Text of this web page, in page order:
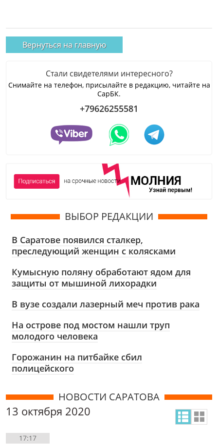
Вернуться на главную
Стали свидетелями интересного?
Снимайте на телефон, присылайте в редакцию, читайте на
СарБК.
+79626255581
ВЫБОР РЕДАКЦИИ
В Саратове появился сталкер,
преследующий женщин с колясками
Кумысную поляну обработают ядом для
защиты от мышиной лихорадки
В вузе создали лазерный меч против рака
На острове под мостом нашли труп
молодого человека
Горожанин на питбайке сбил
полицейского
НОВОСТИ САРАТОВА
13 октября 2020
17:17